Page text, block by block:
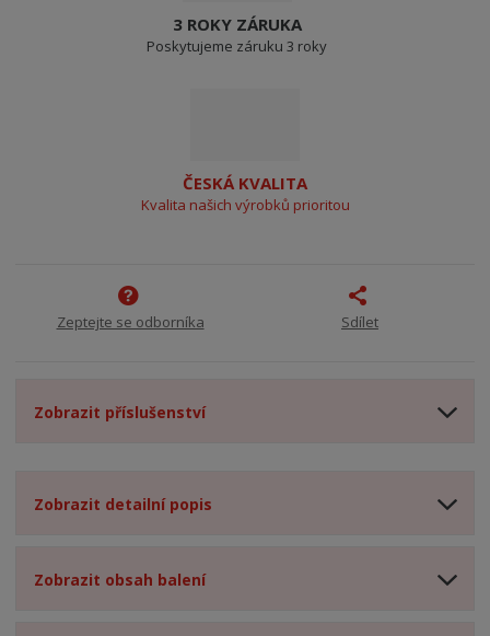
3 ROKY ZÁRUKA
Poskytujeme záruku 3 roky
ČESKÁ KVALITA
Kvalita našich výrobků prioritou
Zeptejte se odborníka Sdílet
Zobrazit příslušenství
Zobrazit detailní popis
Zobrazit obsah balení